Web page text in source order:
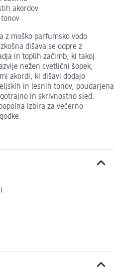
akordov
z moško parfumsko vodo
dišava se odpre z
in toplih začimb, ki takoj
nežen cvetlični šopek,
akordi, ki dišavi dodajo
in lesnih tonov, poudarjena
in skrivnostno sled.
izbira za večerno